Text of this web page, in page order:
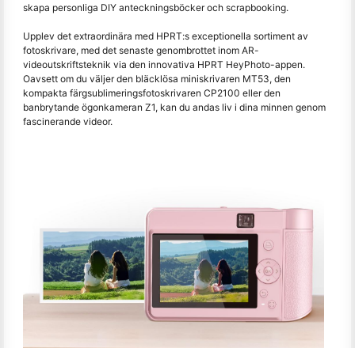
skapa personliga DIY anteckningsböcker och scrapbooking.
Upplev det extraordinära med HPRT:s exceptionella sortiment av
fotoskrivare, med det senaste genombrottet inom AR-
videoutskriftsteknik via den innovativa HPRT HeyPhoto-appen.
Oavsett om du väljer den bläcklösa miniskrivaren MT53, den
kompakta färgsublimeringsfotoskrivaren CP2100 eller den
banbrytande ögonkameran Z1, kan du andas liv i dina minnen genom
fascinerande videor.